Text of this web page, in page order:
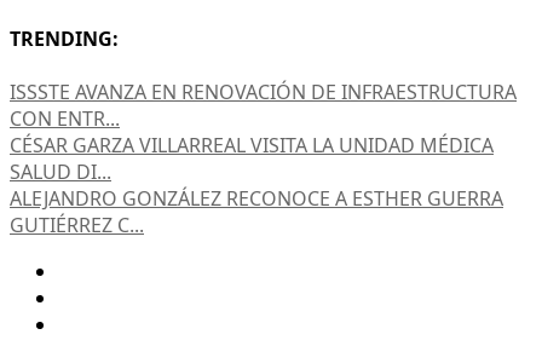
TRENDING:
ISSSTE AVANZA EN RENOVACIÓN DE INFRAESTRUCTURA
CON ENTR...
CÉSAR GARZA VILLARREAL VISITA LA UNIDAD MÉDICA
SALUD DI...
ALEJANDRO GONZÁLEZ RECONOCE A ESTHER GUERRA
GUTIÉRREZ C...